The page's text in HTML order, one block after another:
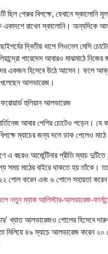
ছিল পেরুর বিপক্ষে, যেখানে স্কালোনি
একাদশে রাখেন স্কালোনি। অন্যদিকে
দ্বিতীয় ধাপে লিওনেল মেসি
পারেদেস আবারও মাঝমাঠে
একজন হিসেবে উঠে আসেন। ফলে
আলভারেজ।
ফরোয়ার্ড হুলিয়ান আলভারেজ
আবার পেশির চোটেও পড়েন। যে
ম্যাচের জন্য দলে ডাক পেলেও
এ বছরও আর্জেন্টিনার প্রীতি ম্যাচ
সময় মাঠের বাইরে থাকতে হয় তাঁকে।
গোল করেন এবং ৬ গোলে সহায়তা
দলে নতুন ম্যাক আলিস্টার-আলভারেজ-
খ্যাত আলভারেজও গোলের হিসেবে
মিলিয়ে ৪৯ ম্যাচে আলভারেজ করেন